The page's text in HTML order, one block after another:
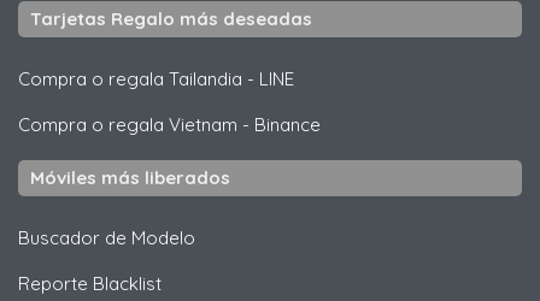
Tarjetas Regalo más deseadas
Compra o regala Tailandia - LINE
Compra o regala Vietnam - Binance
Móviles más liberados
Buscador de Modelo
Reporte Blacklist